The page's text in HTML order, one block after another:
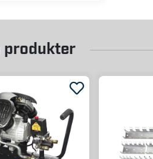
produkter